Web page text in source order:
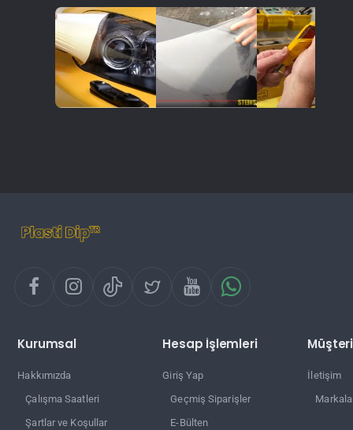
Kurumsal
Hakkımızda
Çalışma Saatleri
Şartlar ve Koşullar
Hesap İşlemleri
Giriş Yap
Geçmiş Siparişler
E-Bülten
İletişim